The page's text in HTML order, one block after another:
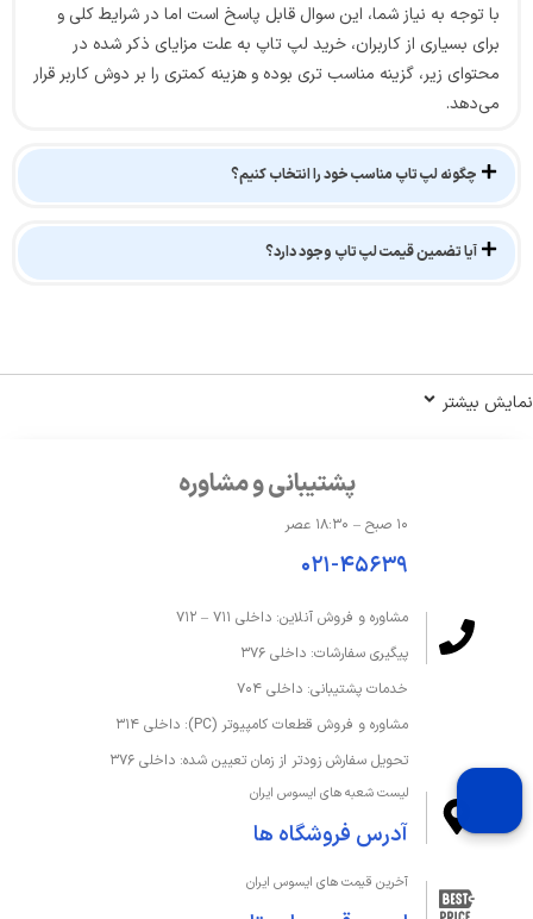
با توجه به نیاز شما، این سوال قابل پاسخ است اما در شرایط کلی و
برای بسیاری از کاربران، خرید لپ تاپ به علت مزایای ذکر شده در
محتوای زیر، گزینه مناسب تری بوده و هزینه کمتری را بر دوش کاربر قرار
می‌دهد.
چگونه لپ تاپ مناسب خود را انتخاب کنیم؟
آیا تضمین قیمت لپ تاپ وجود دارد؟
نمایش بیشتر
پشتیبانی و مشاوره
۱۰ صبح – ۱۸:۳۰ عصر
۰۲۱-۴۵۶۳۹
مشاوره و فروش آنلاین: داخلی ۷۱۱ – ۷۱۲
پیگیری سفارشات: داخلی ۳۷۶
خدمات پشتیبانی: داخلی ۷۰۴
مشاوره و فروش قطعات کامپیوتر (PC): داخلی ۳۱۴
تحویل سفارش زودتر از زمان تعیین شده: داخلی ۳۷۶
لیست شعبه های ایسوس ایران
آدرس فروشگاه ها
آخرین قیمت های ایسوس ایران